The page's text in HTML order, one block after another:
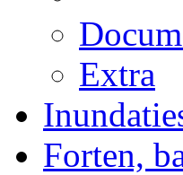
Extra
Forten,